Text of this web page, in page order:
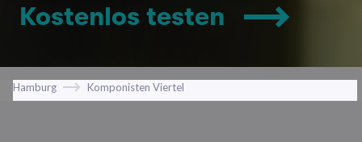
Kostenlos testen
Hamburg Komponisten Viertel